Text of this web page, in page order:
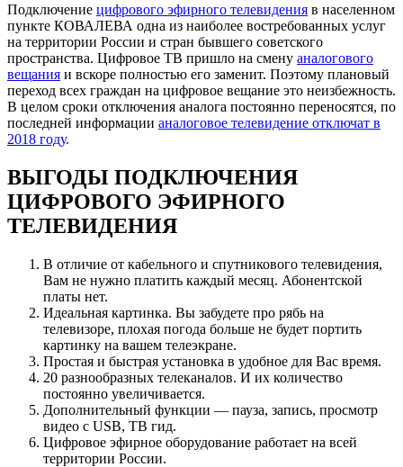
Подключение цифрового эфирного телевидения в населенном
пункте КОВАЛЕВА одна из наиболее востребованных услуг
на территории России и стран бывшего советского
пространства. Цифровое ТВ пришло на смену аналогового
вещания и вскоре полностью его заменит. Поэтому плановый
переход всех граждан на цифровое вещание это неизбежность.
В целом сроки отключения аналога постоянно переносятся, по
последней информации аналоговое телевидение отключат в
2018 году.
ВЫГОДЫ ПОДКЛЮЧЕНИЯ
ЦИФРОВОГО ЭФИРНОГО
ТЕЛЕВИДЕНИЯ
В отличие от кабельного и спутникового телевидения,
Вам не нужно платить каждый месяц. Абонентской
платы нет.
Идеальная картинка. Вы забудете про рябь на
телевизоре, плохая погода больше не будет портить
картинку на вашем телеэкране.
Простая и быстрая установка в удобное для Вас время.
20 разнообразных телеканалов. И их количество
постоянно увеличивается.
Дополнительный функции — пауза, запись, просмотр
видео с USB, ТВ гид.
Цифровое эфирное оборудование работает на всей
территории России.